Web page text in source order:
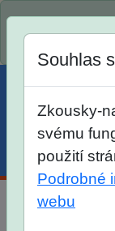
na školní rok
Menu Účet
Souhlas
Zkousky-
svému
použití
Podrobné
webu